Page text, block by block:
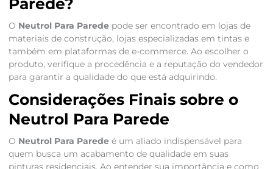
O Neutrol Para Paredepode ser encontrado em lojas de
materiais de construção, lojas especializadas em tintas e
também em plataformas de e-commerce. Ao escolher o
produto, verifique a procedência e a reputação do vendedor
para garantir a qualidade do que está adquirindo.
Considerações Finais sobre o
Neutrol Para Parede
O Neutrol Para Paredeé um aliado indispensável para
quem busca um acabamento de qualidade em suas
pinturas residenciais. Ao entender sua importância e como